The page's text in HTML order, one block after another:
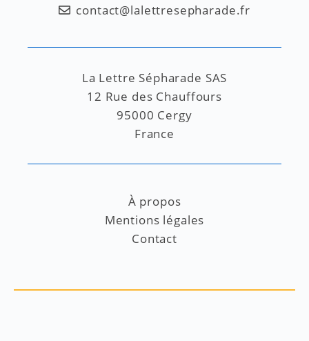
contact@lalettresepharade.fr
La Lettre Sépharade SAS
12 Rue des Chauffours
95000 Cergy
France
À propos
Mentions légales
Contact